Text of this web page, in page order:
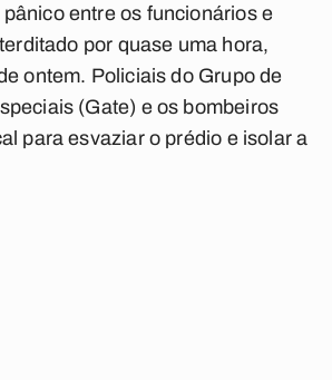
entre os funcionários e
por quase uma hora,
ontem. Policiais do Grupo de
(Gate) e os bombeiros
para esvaziar o prédio e isolar a